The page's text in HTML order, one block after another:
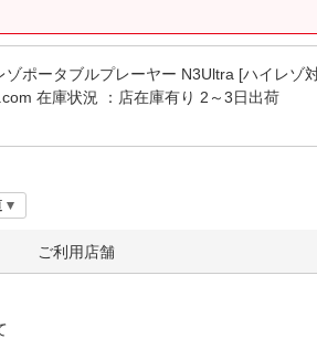
ポータブルプレーヤー N3Ultra [ハイレゾ
在庫状況 ： 店在庫有り 2～3日出荷
ご利用店舗